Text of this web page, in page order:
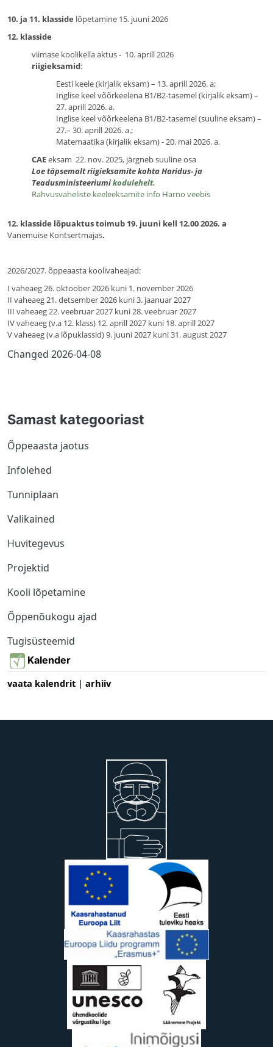
10. ja 11. klasside lõpetamine 15. juuni 2026
12. klasside
viimase koolikella aktus - 10. aprill 2026
riigieksamid:
Eesti keele (kirjalik eksam) – 13. aprill 2026. a;
Inglise keel võõrkeelena B1/B2-tasemel (kirjalik eksam) –
27. aprill 2026. a.
Inglise keel võõrkeelena B1/B2-tasemel (suuline eksam) –
27.– 30. aprill 2026. a.;
Matemaatika (kirjalik eksam) - 20. mai 2026. a.
CAEeksam 22. nov. 2025, järgneb suuline osa
Loe täpsemalt riigieksamite kohta Haridus- ja
Teadusministeeriumikodulehelt.
Rahvusvaheliste keeleeksamite info Harno veebis
12. klasside lõpuaktus toimub 19. juuni kell 12.00 2026. a
Vanemuise Kontsertmajas.
2026/2027. õppeaasta koolivaheajad:
I vaheaeg 26. oktoober 2026 kuni 1. november 2026
II vaheaeg 21. detsember 2026 kuni 3. jaanuar 2027
III vaheaeg 22. veebruar 2027 kuni 28. veebruar 2027
IV vaheaeg (v.a 12. klass) 12. aprill 2027 kuni 18. aprill 2027
V vaheaeg (v.a lõpuklassid) 9. juuni 2027 kuni 31. august 2027
Changed 2026-04-08
Samast kategooriast
Õppeaasta jaotus
Infolehed
Tunniplaan
Valikained
Huvitegevus
Projektid
Kooli lõpetamine
Õppenõukogu ajad
Tugisüsteemid
Kalender
vaata kalendrit | arhiiv